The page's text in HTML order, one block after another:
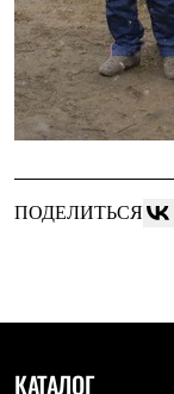
ПОДЕЛИТЬСЯ
КАТАЛОГ